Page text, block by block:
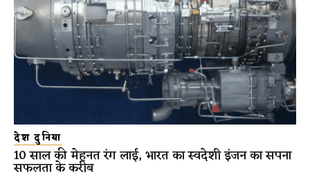
देश दुनिया
10 साल की मेहनत रंग लाई, भारत का स्वदेशी इंजन का सपना
सफलता के करीब